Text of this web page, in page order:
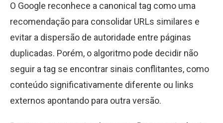
O Google reconhece a canonical tag como uma
recomendação para consolidar URLs similares e
evitar a dispersão de autoridade entre páginas
duplicadas. Porém, o algoritmo pode decidir não
seguir a tag se encontrar sinais conflitantes, como
conteúdo significativamente diferente ou links
externos apontando para outra versão.